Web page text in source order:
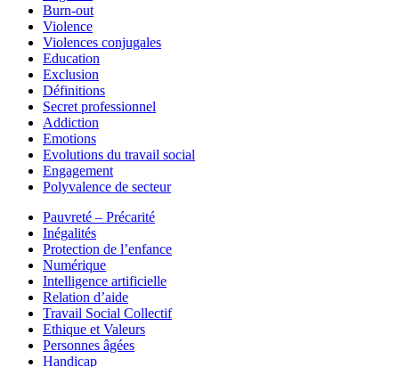
Burn-out
Violence
Violences conjugales
Education
Exclusion
Définitions
Secret professionnel
Addiction
Emotions
Evolutions du travail social
Engagement
Polyvalence de secteur
Pauvreté – Précarité
Inégalités
Protection de l’enfance
Numérique
Intelligence artificielle
Relation d’aide
Travail Social Collectif
Ethique et Valeurs
Personnes âgées
Handicap